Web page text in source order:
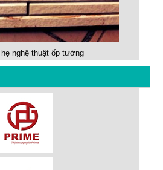
nghệ thuật ốp tường